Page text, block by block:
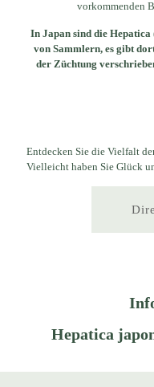
vorkommenden
In Japan sind die
von Sammlern, es gibt
der Züchtung
Entdecken Sie die Vielfalt
Vielleicht haben Sie Glück
Hepatica